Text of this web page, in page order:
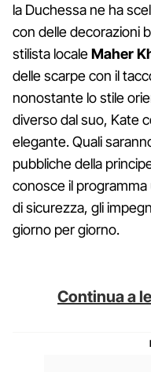
la Duchessa ne ha
con delle decorazioni
stilista localeMaher
delle scarpe con il
nonostante lo stile
diverso dal suo, Kate
elegante. Quali
pubbliche della
conosce il
di sicurezza, gli
giorno per giorno.
Continua a